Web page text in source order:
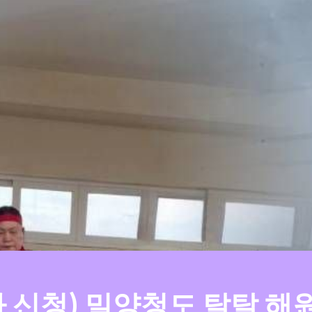
신청) 밀양청도 탈탈 해